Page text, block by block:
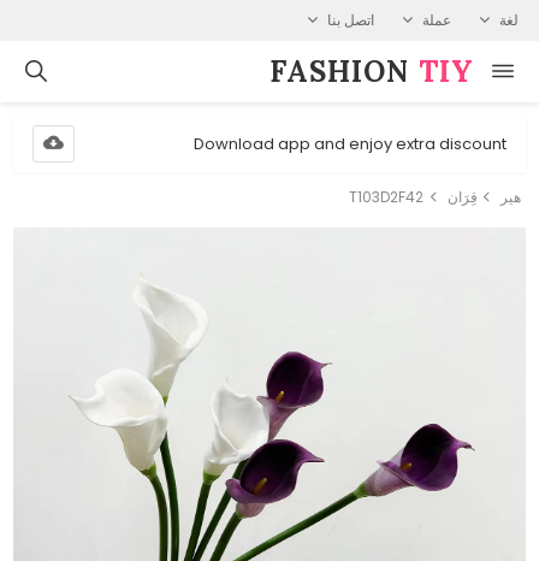
لغة عملة اتصل بنا
FASHION⁠ TIY
Download app and enjoy extra discount
هير قِرَان T103D2F42